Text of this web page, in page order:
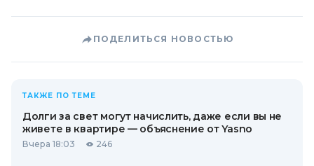
ПОДЕЛИТЬСЯ НОВОСТЬЮ
ТАКЖЕ ПО ТЕМЕ
Долги за свет могут начислить, даже если вы не
живете в квартире — объяснение от Yasno
Вчера 18:03 246